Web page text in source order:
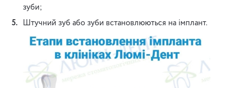
зуби;
Штучний зуб або зуби встановлюються на імплант.